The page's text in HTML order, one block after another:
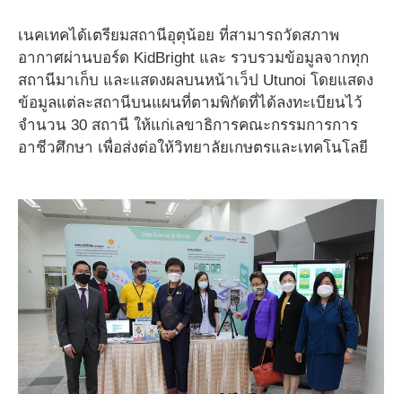
เนคเทคได้เตรียมสถานีอุตุน้อย ที่สามารถวัดสภาพ
อากาศผ่านบอร์ด KidBright และ รวบรวมข้อมูลจากทุก
สถานีมาเก็บ และแสดงผลบนหน้าเว็ป Utunoi โดยแสดง
ข้อมูลแต่ละสถานีบนแผนที่ตามพิกัดที่ได้ลงทะเบียนไว้
จำนวน 30 สถานี ให้แก่เลขาธิการคณะกรรมการการ
อาชีวศึกษา เพื่อส่งต่อให้วิทยาลัยเกษตรและเทคโนโลยี